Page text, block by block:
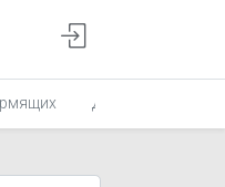
Для детей и